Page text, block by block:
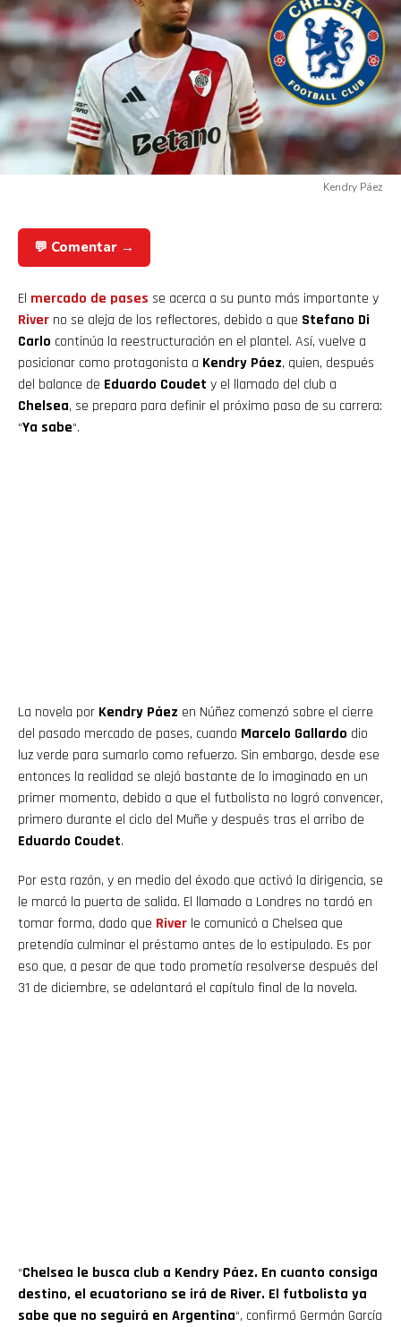
Kendry Páez
💬 Comentar →
El mercado de pases se acerca a su punto más importante y
River no se aleja de los reflectores, debido a que Stefano Di
Carlo continúa la reestructuración en el plantel. Así, vuelve a
posicionar como protagonista a Kendry Páez, quien, después
del balance de Eduardo Coudet y el llamado del club a
Chelsea, se prepara para definir el próximo paso de su carrera:
“Ya sabe“.
La novela por Kendry Páez en Núñez comenzó sobre el cierre
del pasado mercado de pases, cuando Marcelo Gallardo dio
luz verde para sumarlo como refuerzo. Sin embargo, desde ese
entonces la realidad se alejó bastante de lo imaginado en un
primer momento, debido a que el futbolista no logró convencer,
primero durante el ciclo del Muñe y después tras el arribo de
Eduardo Coudet.
Por esta razón, y en medio del éxodo que activó la dirigencia, se
le marcó la puerta de salida. El llamado a Londres no tardó en
tomar forma, dado que River le comunicó a Chelsea que
pretendía culminar el préstamo antes de lo estipulado. Es por
eso que, a pesar de que todo prometía resolverse después del
31 de diciembre, se adelantará el capítulo final de la novela.
“Chelsea le busca club a Kendry Páez. En cuanto consiga
destino, el ecuatoriano se irá de River. El futbolista ya
sabe que no seguirá en Argentina“, confirmó Germán García